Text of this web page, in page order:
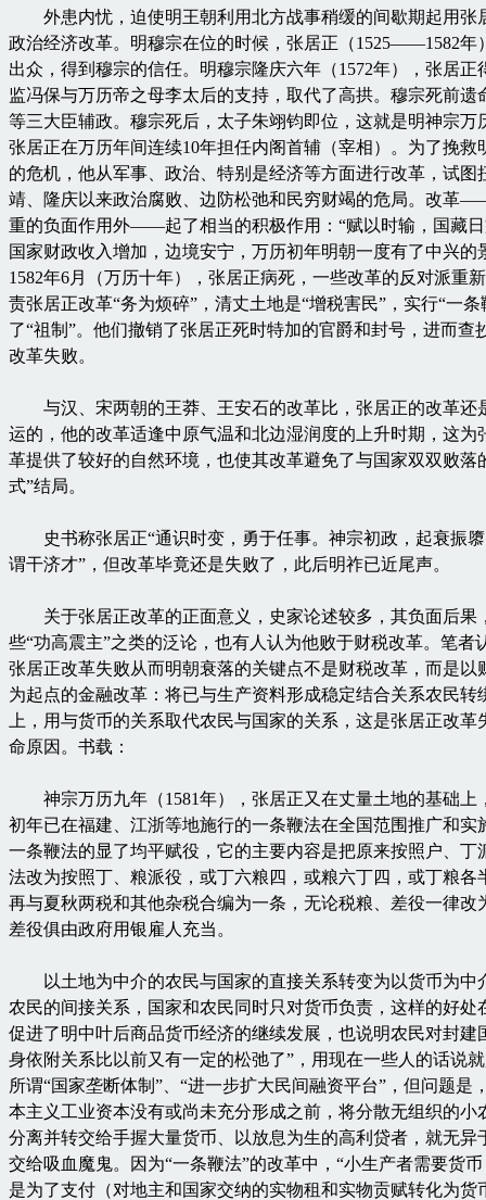
外患内忧，迫使明王朝利用北方战事稍缓的间歇期起用张
政治经济改革。明穆宗在位的时候，张居正（1525——1582年
出众，得到穆宗的信任。明穆宗隆庆六年（1572年），张居正
监冯保与万历帝之母李太后的支持，取代了高拱。穆宗死前遗
等三大臣辅政。穆宗死后，太子朱翊钧即位，这就是明神宗万
张居正在万历年间连续10年担任内阁首辅（宰相）。为了挽救
的危机，他从军事、政治、特别是经济等方面进行改革，试图
靖、隆庆以来政治腐败、边防松弛和民穷财竭的危局。改革
重的负面作用外——起了相当的积极作用：“赋以时输，国藏日
国家财政收入增加，边境安宁，万历初年明朝一度有了中兴的
1582年6月（万历十年），张居正病死，一些改革的反对派重
责张居正改革“务为烦碎”，清丈土地是“增税害民”，实行“一条
了“祖制”。他们撤销了张居正死时特加的官爵和封号，进而查
改革失败。
与汉、宋两朝的王莽、王安石的改革比，张居正的改革还
运的，他的改革适逢中原气温和北边湿润度的上升时期，这为
革提供了较好的自然环境，也使其改革避免了与国家双双败落
式”结局。
史书称张居正“通识时变，勇于任事。神宗初政，起衰振
谓干济才”，但改革毕竟还是失败了，此后明祚已近尾声。
关于张居正改革的正面意义，史家论述较多，其负面后果
些“功高震主”之类的泛论，也有人认为他败于财税改革。笔者
张居正改革失败从而明朝衰落的关键点不是财税改革，而是以
为起点的金融改革：将已与生产资料形成稳定结合关系农民转
上，用与货币的关系取代农民与国家的关系，这是张居正改革
命原因。书载：
神宗万历九年（1581年），张居正又在丈量土地的基础上
初年已在福建、江浙等地施行的一条鞭法在全国范围推广和实
一条鞭法的显了均平赋役，它的主要内容是把原来按照户、丁
法改为按照丁、粮派役，或丁六粮四，或粮六丁四，或丁粮各
再与夏秋两税和其他杂税合编为一条，无论税粮、差役一律改
差役俱由政府用银雇人充当。
以土地为中介的农民与国家的直接关系转变为以货币为中
农民的间接关系，国家和农民同时只对货币负责，这样的好处
促进了明中叶后商品货币经济的继续发展，也说明农民对封建
身依附关系比以前又有一定的松弛了”，用现在一些人的话说
所谓“国家垄断体制”、“进一步扩大民间融资平台”，但问题是
本主义工业资本没有或尚未充分形成之前，将分散无组织的小
分离并转交给手握大量货币、以放息为生的高利贷者，就无异
交给吸血魔鬼。因为“一条鞭法”的改革中，“小生产者需要货
是为了支付（对地主和国家交纳的实物租和实物贡赋转化为货